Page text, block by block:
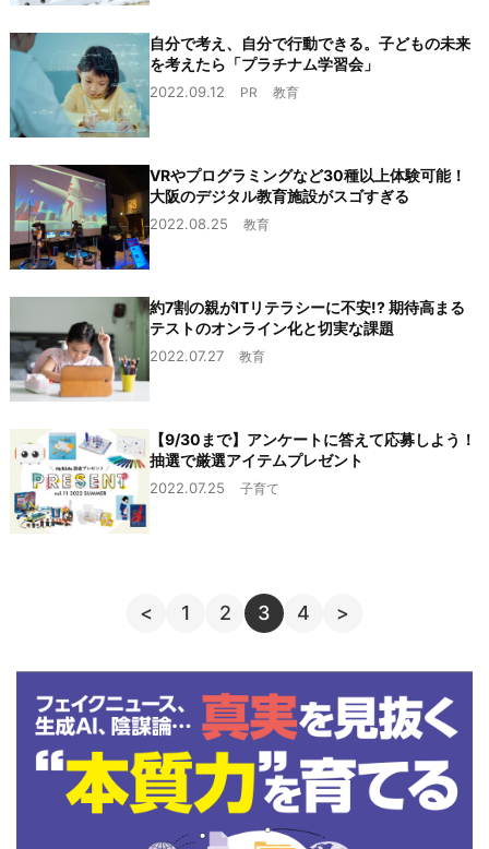
自分で考え、自分で行動できる。子どもの未来
を考えたら「プラチナム学習会」
2022.09.12 PR 教育
VRやプログラミングなど30種以上体験可能！
大阪のデジタル教育施設がスゴすぎる
2022.08.25 教育
約7割の親がITリテラシーに不安!? 期待高まる
テストのオンライン化と切実な課題
2022.07.27 教育
【9/30まで】アンケートに答えて応募しよう！
抽選で厳選アイテムプレゼント
2022.07.25 子育て
< 1 2 3 4 >